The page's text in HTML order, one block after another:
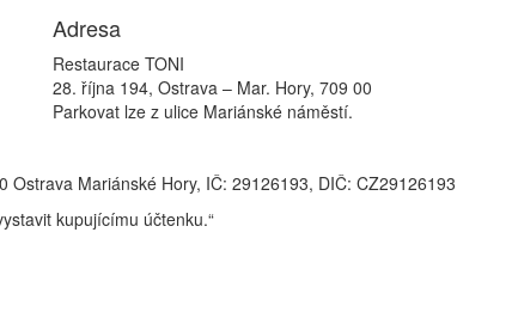
Adresa
Restaurace TONI
28. října 194, Ostrava – Mar. Hory, 709 00
Parkovat lze z ulice Mariánské náměstí.
Mariánské Hory, IČ: 29126193, DIČ: CZ29126193
kupujícímu účtenku.“